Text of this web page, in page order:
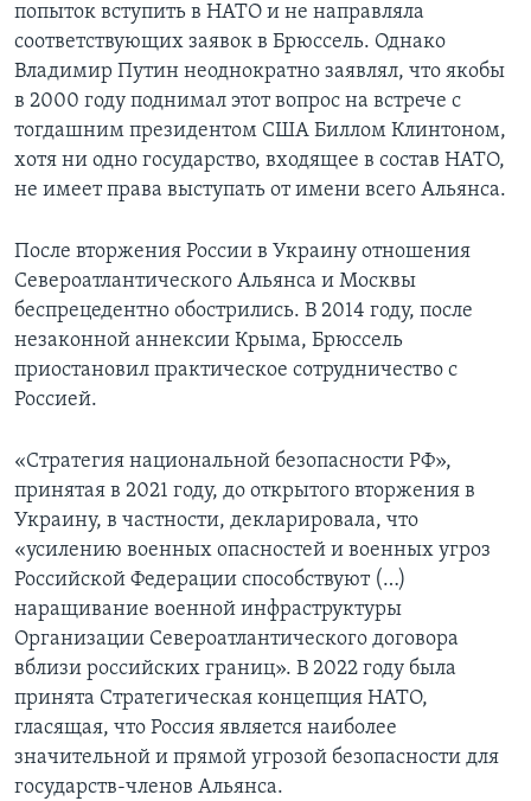
попыток вступить в НАТО и не направляла
соответствующих заявок в Брюссель. Однако
Владимир Путин неоднократно заявлял, что якобы
в 2000 году поднимал этот вопрос на встрече с
тогдашним президентом США Биллом Клинтоном,
хотя ни одно государство, входящее в состав НАТО,
не имеет права выступать от имени всего Альянса.
После вторжения России в Украину отношения
Североатлантического Альянса и Москвы
беспрецедентно обострились. В 2014 году, после
незаконной аннексии Крыма, Брюссель
приостановил практическое сотрудничество с
Россией.
«Стратегия национальной безопасности РФ»,
принятая в 2021 году, до открытого вторжения в
Украину, в частности, декларировала, что
«усилению военных опасностей и военных угроз
Российской Федерации способствуют (…)
наращивание военной инфраструктуры
Организации Североатлантического договора
вблизи российских границ». В 2022 году была
принята Стратегическая концепция НАТО,
гласящая, что Россия является наиболее
значительной и прямой угрозой безопасности для
государств-членов Альянса.